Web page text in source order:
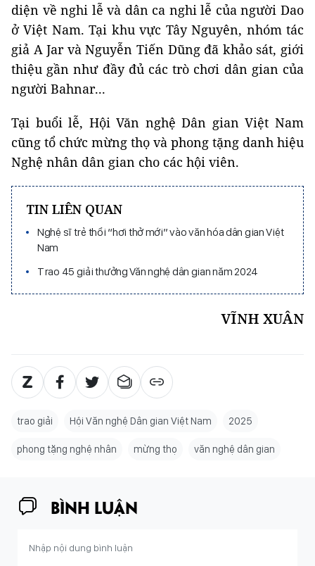
diện về nghi lễ và dân ca nghi lễ của người Dao
ở Việt Nam. Tại khu vực Tây Nguyên, nhóm tác
giả A Jar và Nguyễn Tiến Dũng đã khảo sát, giới
thiệu gần như đầy đủ các trò chơi dân gian của
người Bahnar...
Tại buổi lễ, Hội Văn nghệ Dân gian Việt Nam
cũng tổ chức mừng thọ và phong tặng danh hiệu
Nghệ nhân dân gian cho các hội viên.
TIN LIÊN QUAN
Nghệ sĩ trẻ thổi “hơi thở mới” vào văn hóa dân gian Việt
Nam
Trao 45 giải thưởng Văn nghệ dân gian năm 2024
VĨNH XUÂN
trao giải Hội Văn nghệ Dân gian Việt Nam 2025
phong tặng nghệ nhân mừng thọ văn nghệ dân gian
BÌNH LUẬN